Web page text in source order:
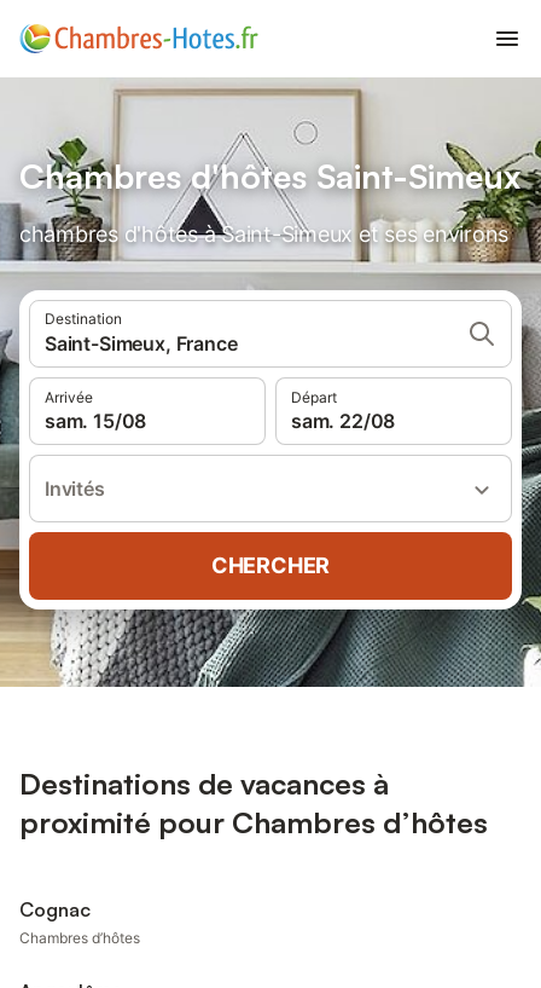
Chambres d'hôtes Saint-Simeux
chambres d'hôtes à Saint-Simeux et ses environs
Destination
Saint-Simeux, France
Arrivée
sam. 15/08
Départ
sam. 22/08
Invités
CHERCHER
Destinations de vacances à
proximité pour Chambres d’hôtes
Cognac
Chambres d’hôtes